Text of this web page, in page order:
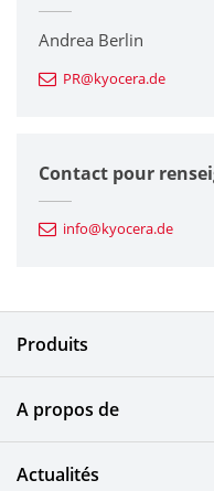
Imprimantes /
Composants en
Composants
Composants
Composants optiques
Ecrans LCD et
Andrea Berlin
PR@kyocera.de
Contact pour
info@kyocera.de
Produits
A propos de
Actualités